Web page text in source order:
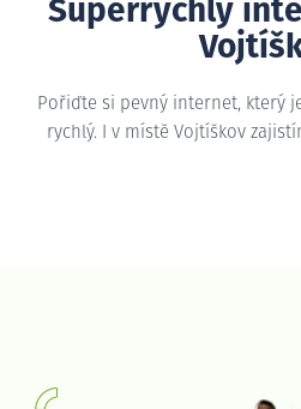
Superrychlý
Pořiďte si pevný internet, který
rychlý. I v místě Vojtíškov